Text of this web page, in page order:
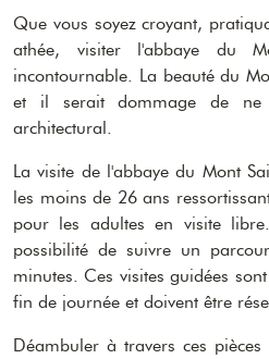
Que vous soyez croyant,
athée, visiter l'abbaye du
incontournable. La beauté du
et il serait dommage de ne
architectural.
La visite de l'abbaye du Mont
les moins de 26 ans
pour les adultes en visite
possibilité de suivre un
minutes. Ces visites guidées
fin de journée et doivent être
Déambuler à travers ces